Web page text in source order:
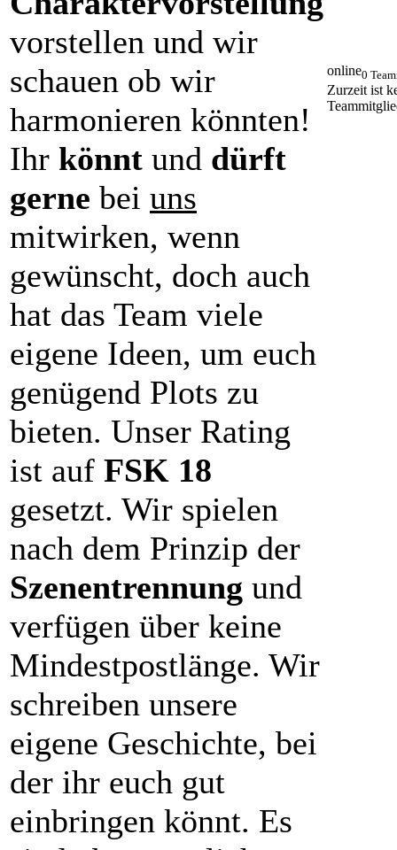
vorstellen und wir
schauen ob wir
harmonieren könnten!
Ihr könnt und dürft
gerne bei uns
mitwirken, wenn
gewünscht, doch auch
hat das Team viele
eigene Ideen, um euch
genügend Plots zu
bieten. Unser Rating
ist auf FSK 18
gesetzt. Wir spielen
nach dem Prinzip der
Szenentrennung und
verfügen über keine
Mindestpostlänge. Wir
schreiben unsere
eigene Geschichte, bei
der ihr euch gut
einbringen könnt. Es
online0
Zurzeit ist